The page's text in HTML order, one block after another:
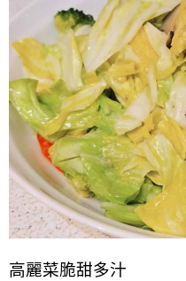
高麗菜脆甜多汁